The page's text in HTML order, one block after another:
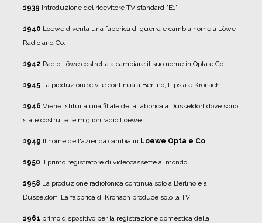
1939 Introduzione del ricevitore TV standard "E1"
1940 Loewe diventa una fabbrica di guerra e cambia nome a Löwe
Radio and Co.
1942 Radio Löwe costretta a cambiare il suo nome in Opta e Co.
1945 La produzione civile continua a Berlino, Lipsia e Kronach
1946 Viene istituita una filiale della fabbrica a Düsseldorf dove sono
state costruite le migliori radio Loewe
1949 Il nome dell'azienda cambia in Loewe Opta e Co
1950 Il primo registratore di videocassette al mondo
1958 La produzione radiofonica continua solo a Berlino e a
Düsseldorf. La fabbrica di Kronach produce solo la TV
1961 primo dispositivo per la registrazione domestica della